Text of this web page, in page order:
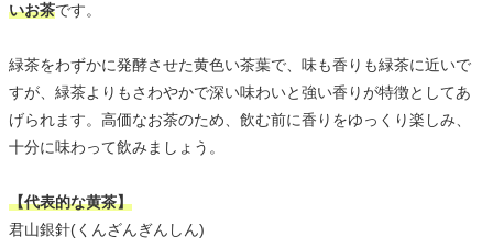
いお茶です。
緑茶をわずかに発酵させた黄色い茶葉で、味も香りも緑茶に近いで
すが、緑茶よりもさわやかで深い味わいと強い香りが特徴としてあ
げられます。高価なお茶のため、飲む前に香りをゆっくり楽しみ、
十分に味わって飲みましょう。
【代表的な黄茶】
君山銀針(くんざんぎんしん)